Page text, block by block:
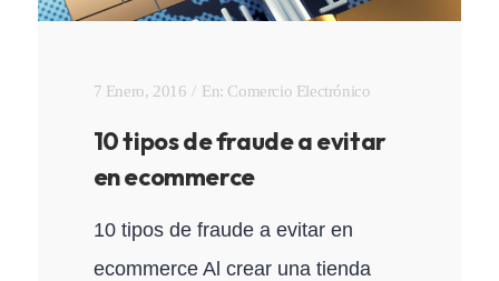
7 Enero, 2016 En: Comercio Electrónico
10 tipos de fraude a evitar
en ecommerce
10 tipos de fraude a evitar en
ecommerce Al crear una tienda